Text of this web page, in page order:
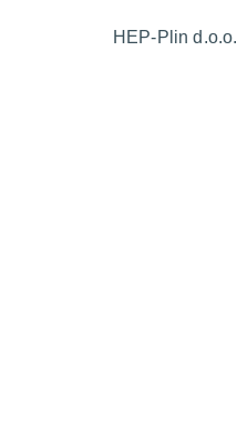
HEP-Plin d.o.o.